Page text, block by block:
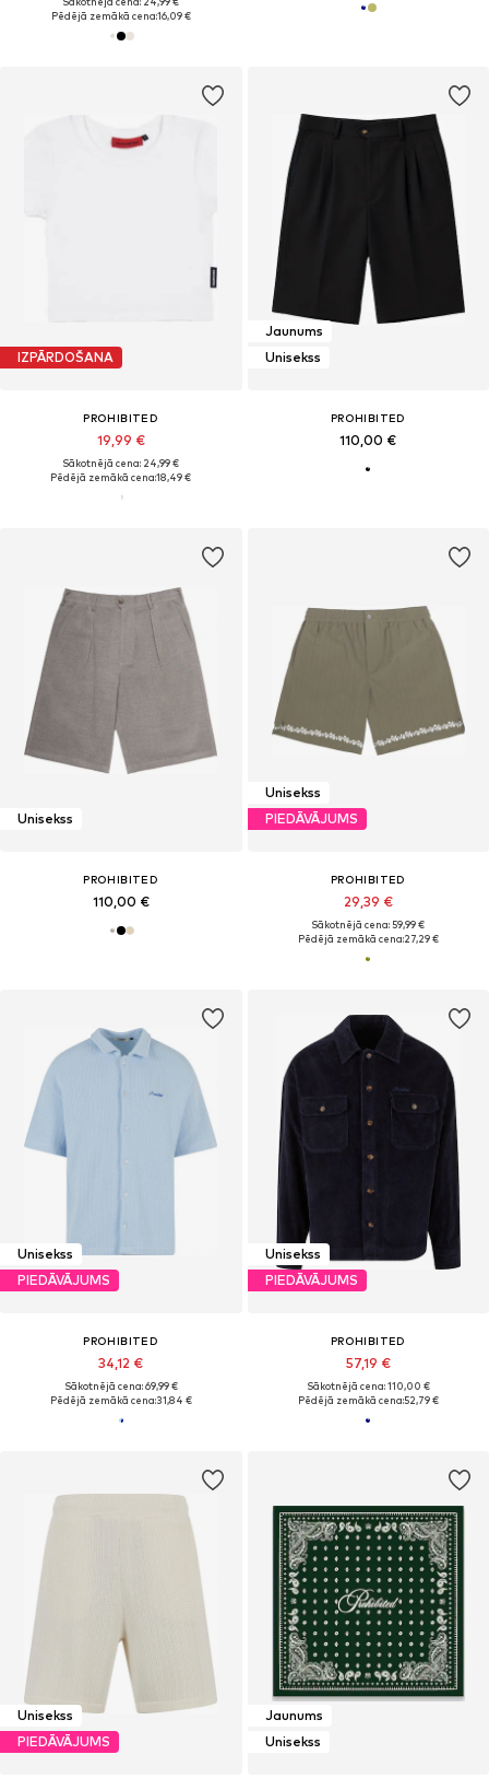
Pēdējā zemākā cena:16,09 €
IZPĀRDOŠANA
PROHIBITED
19,99 €
Sākotnējā cena: 24,99 €
Pēdējā zemākā cena:18,49 €
Jaunums
Unisekss
PROHIBITED
110,00 €
Unisekss
PROHIBITED
110,00 €
Unisekss
PIEDĀVĀJUMS
PROHIBITED
29,39 €
Sākotnējā cena: 59,99 €
Pēdējā zemākā cena:27,29 €
Unisekss
PIEDĀVĀJUMS
PROHIBITED
34,12 €
Sākotnējā cena: 69,99 €
Pēdējā zemākā cena:31,84 €
Unisekss
PIEDĀVĀJUMS
PROHIBITED
57,19 €
Sākotnējā cena: 110,00 €
Pēdējā zemākā cena:52,79 €
Unisekss
PIEDĀVĀJUMS
Jaunums
Unisekss